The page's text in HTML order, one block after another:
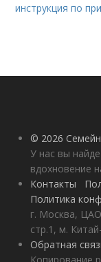
инструкция по
© 2026
У нас вы
вдохновение
Контакты
Политика
г. Москва,
стр.1, м.
Обратная
Копирование